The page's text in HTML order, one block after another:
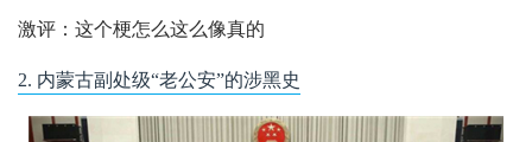
激评：这个梗怎么这么像真的
2. 内蒙古副处级“老公安”的涉黑史